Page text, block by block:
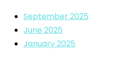
September 2025
June 2025
January 2025